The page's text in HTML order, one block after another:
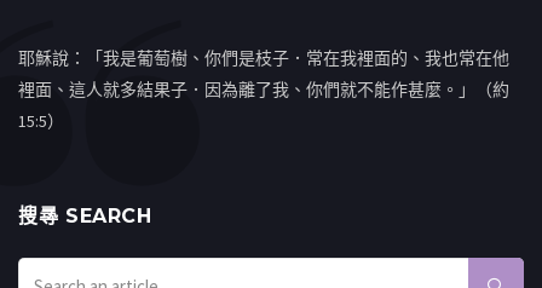
耶穌說：「我是葡萄樹、你們是枝子．常在我裡面的、我也常在他
裡面、這人就多結果子．因為離了我、你們就不能作甚麼。」（約
15:5）
搜㝷 SEARCH